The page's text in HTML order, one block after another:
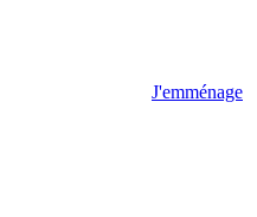
J'emménage